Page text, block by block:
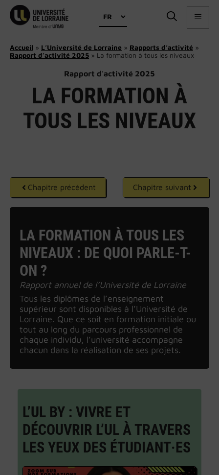
Aller
contenu
Choisir
une
Accueil » L’Université de Lorraine » Rapports d’activité »
Rapport d’activité 2025 » La formation à tous les niveaux
Rapport d'activité 2025
LA FORMATION À
TOUS LES NIVEAUX
Chapitre précédent Chapitre suivant
LA FORMATION À TOUS LES
NIVEAUX : DE QUOI PARLE-T-
ON ?
Rapport annuel de l’Université de Lorraine
Tous les diplômes de l’enseignement
supérieur sont disponibles à l’Université de
Lorraine. Que ce soit en formation initiale ou
tout au long du parcours professionnel de
chaque individu, l’université accompagne
chacun dans la réalisation de ses projets.
L’UL BY : VIVRE ET
DÉCOUVRIR L’UL À TRAVERS
LES YEUX DES ÉTUDIANT·ES